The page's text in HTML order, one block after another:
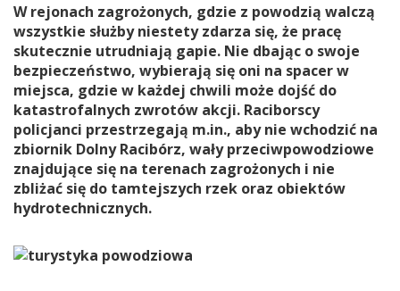
W rejonach zagrożonych, gdzie z powodzią walczą
wszystkie służby niestety zdarza się, że pracę
skutecznie utrudniają gapie. Nie dbając o swoje
bezpieczeństwo, wybierają się oni na spacer w
miejsca, gdzie w każdej chwili może dojść do
katastrofalnych zwrotów akcji. Raciborscy
policjanci przestrzegają m.in., aby nie wchodzić na
zbiornik Dolny Racibórz, wały przeciwpowodziowe
znajdujące się na terenach zagrożonych i nie
zbliżać się do tamtejszych rzek oraz obiektów
hydrotechnicznych.